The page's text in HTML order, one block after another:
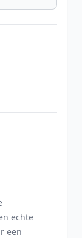
par Email
echte
een